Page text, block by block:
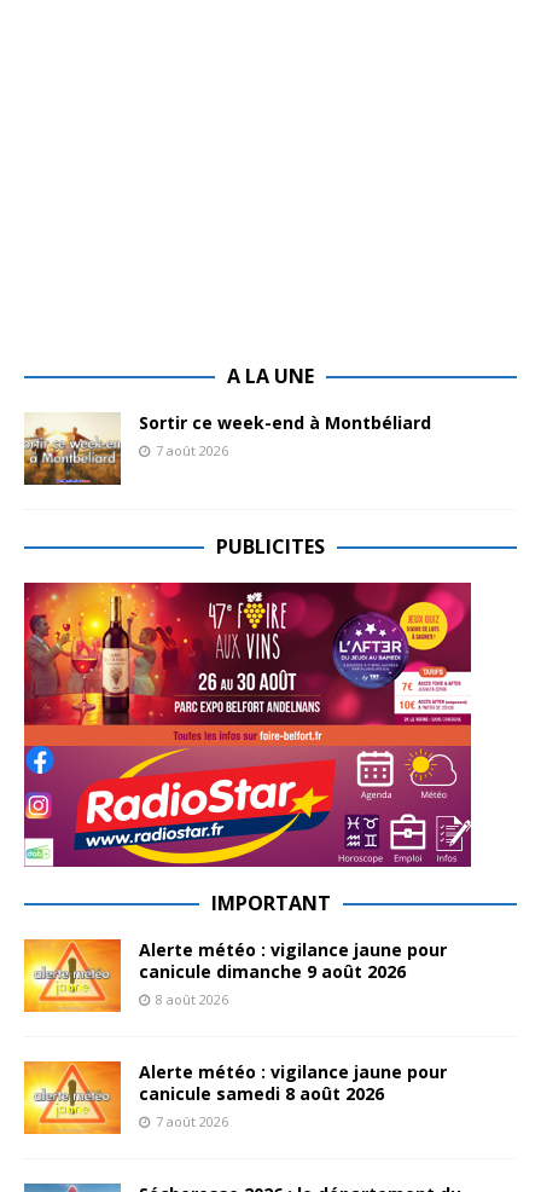
A LA UNE
Sortir ce week-end à Montbéliard
7 août 2026
PUBLICITES
IMPORTANT
Alerte météo : vigilance jaune pour
canicule dimanche 9 août 2026
8 août 2026
Alerte météo : vigilance jaune pour
canicule samedi 8 août 2026
7 août 2026